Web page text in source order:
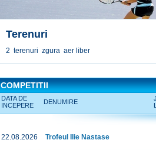
Terenuri
2 terenuri zgura aer liber
COMPETITII
DATA DE
INCEPERE
DENUMIRE
22.08.2026 Trofeul Ilie Nastase